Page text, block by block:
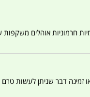
חרמוניות אוהלים
זמינה דבר שניתן לעשות